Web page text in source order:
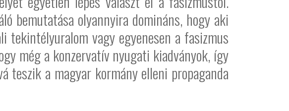
bemutatása olyannyira domináns, hogy aki
tekintélyuralom vagy egyenesen a fasizmus
még a konzervatív nyugati kiadványok, így
teszik a magyar kormány elleni propaganda